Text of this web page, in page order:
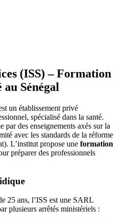
(ISS) – Formation
Sénégal
un établissement privé
spécialisé dans la santé.
par des enseignements axés sur la
avec les standards de la réforme
L’institut propose une formation
préparer des professionnels
25 ans, l’ISS est une SARL
plusieurs arrêtés ministériels :